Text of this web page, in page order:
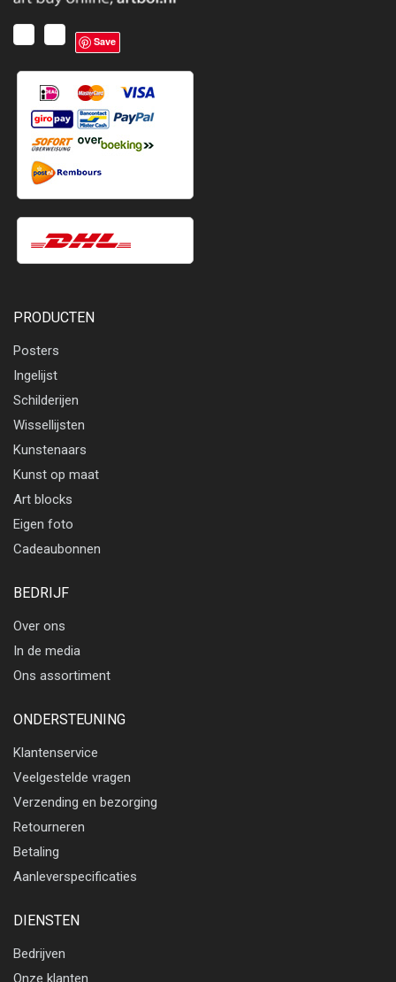
Save
PRODUCTEN
Posters
Ingelijst
Schilderijen
Wissellijsten
Kunstenaars
Kunst op maat
Art blocks
Eigen foto
Cadeaubonnen
BEDRIJF
Over ons
In de media
Ons assortiment
ONDERSTEUNING
Klantenservice
Veelgestelde vragen
Verzending en bezorging
Retourneren
Betaling
Aanleverspecificaties
DIENSTEN
Bedrijven
Onze klanten